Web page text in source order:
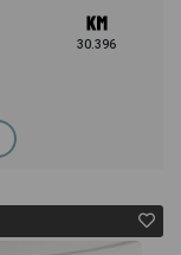
30.396